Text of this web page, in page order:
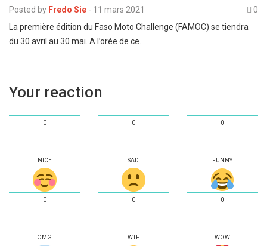
Posted by Fredo Sie - 11 mars 2021
0
La première édition du Faso Moto Challenge (FAMOC) se tiendra
du 30 avril au 30 mai. A l’orée de ce…
Your reaction
0
NICE
0
SAD
0
FUNNY
0
OMG
0
WTF
0
WOW